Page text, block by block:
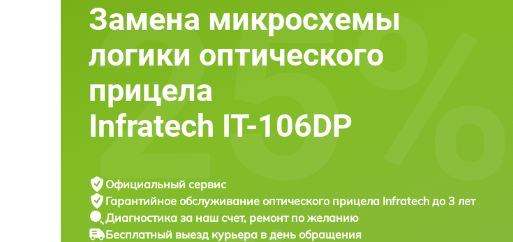
Замена микросхемы
логики оптического
прицела
Infratech IT-106DP
Официальный сервис
Гарантийное обслуживание оптического прицела Infratech до 3 лет
Диагностика за наш счет, ремонт по желанию
Бесплатный выезд курьера в день обращения